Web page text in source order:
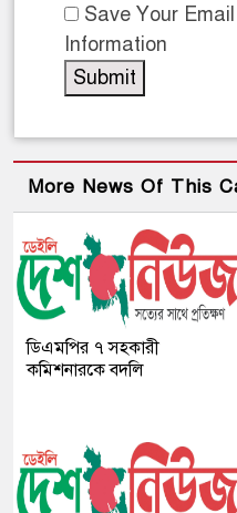
Save Your
Information
More News Of This
ডিএমপির ৭ সহকারী
কমিশনারকে বদলি